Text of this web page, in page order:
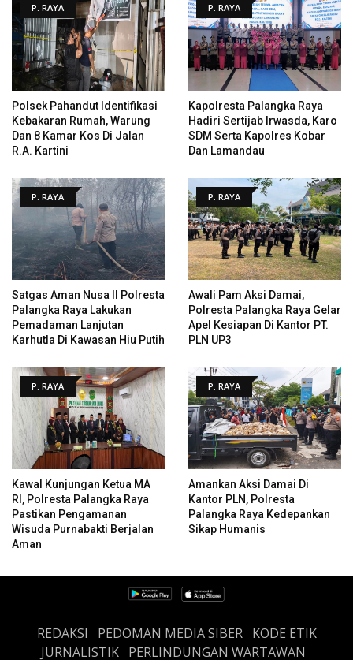
P. RAYA
Polsek Pahandut Identifikasi
Kebakaran Rumah, Warung
Dan 8 Kamar Kos Di Jalan
R.A. Kartini
P. RAYA
Kapolresta Palangka Raya
Hadiri Sertijab Irwasda, Karo
SDM Serta Kapolres Kobar
Dan Lamandau
P. RAYA
Satgas Aman Nusa II Polresta
Palangka Raya Lakukan
Pemadaman Lanjutan
Karhutla Di Kawasan Hiu Putih
P. RAYA
Awali Pam Aksi Damai,
Polresta Palangka Raya Gelar
Apel Kesiapan Di Kantor PT.
PLN UP3
P. RAYA
Kawal Kunjungan Ketua MA
RI, Polresta Palangka Raya
Pastikan Pengamanan
Wisuda Purnabakti Berjalan
Aman
P. RAYA
Amankan Aksi Damai Di
Kantor PLN, Polresta
Palangka Raya Kedepankan
Sikap Humanis
REDAKSI PEDOMAN MEDIA SIBER
KODE ETIK
JURNALISTIK PERLINDUNGAN WARTAWAN